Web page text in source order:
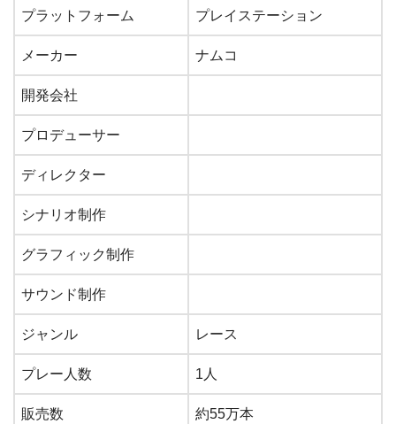
プラットフォーム プレイステーション
メーカー ナムコ
開発会社
プロデューサー
ディレクター
シナリオ制作
グラフィック制作
サウンド制作
ジャンル レース
プレー人数 1人
販売数 約55万本